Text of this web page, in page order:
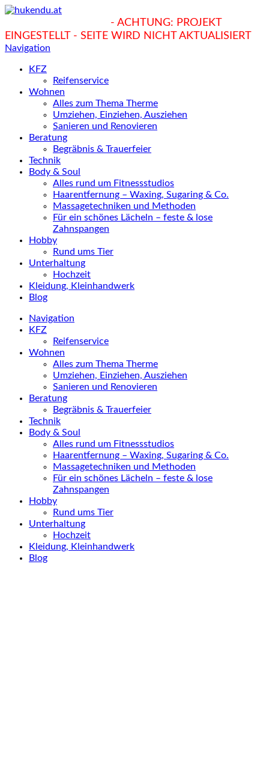
- ACHTUNG: PROJEKT
EINGESTELLT - SEITE WIRD NICHT AKTUALISIERT
Navigation
KFZ
Reifenservice
Wohnen
Alles zum Thema Therme
Umziehen, Einziehen, Ausziehen
Sanieren und Renovieren
Beratung
Begräbnis & Trauerfeier
Technik
Body & Soul
Alles rund um Fitnessstudios
Haarentfernung – Waxing, Sugaring & Co.
Massagetechniken und Methoden
Für ein schönes Lächeln – feste & lose
Zahnspangen
Hobby
Rund ums Tier
Unterhaltung
Hochzeit
Kleidung, Kleinhandwerk
Blog
Navigation
KFZ
Reifenservice
Wohnen
Alles zum Thema Therme
Umziehen, Einziehen, Ausziehen
Sanieren und Renovieren
Beratung
Begräbnis & Trauerfeier
Technik
Body & Soul
Alles rund um Fitnessstudios
Haarentfernung – Waxing, Sugaring & Co.
Massagetechniken und Methoden
Für ein schönes Lächeln – feste & lose
Zahnspangen
Hobby
Rund ums Tier
Unterhaltung
Hochzeit
Kleidung, Kleinhandwerk
Blog